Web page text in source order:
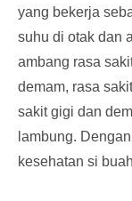
yang bekerja
suhu di otak dan
ambang rasa
demam, rasa
sakit gigi dan
lambung.
kesehatan si